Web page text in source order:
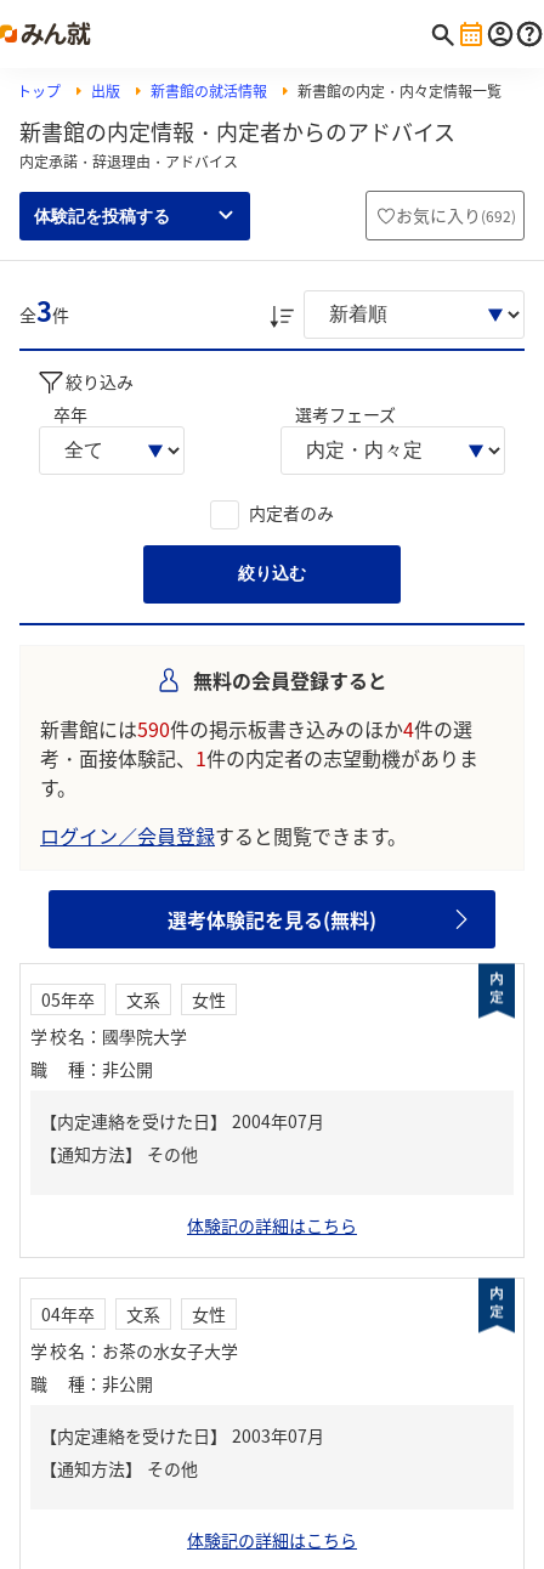
トップ 出版 新書館の就活情報 新書館の内定・内々定情報一覧
新書館の内定情報・内定者からのアドバイス
内定承諾・辞退理由・アドバイス
体験記を投稿する お気に入り (692)
全3件
絞り込み
卒年
選考フェーズ
内定者のみ
絞り込む
無料の会員登録すると
新書館には590件の掲示板書き込みのほか4件の選
考・面接体験記、 1件の内定者の志望動機がありま
す。
ログイン／会員登録すると閲覧できます。
選考体験記を見る(無料)
05年卒 文系
女性
学校名 ： 國學院大学
職種 ： 非公開
【内定連絡を受けた日】
2004年07月
【通知方法】
その他
体験記の詳細はこちら
04年卒 文系
女性
学校名 ： お茶の水女子大学
職種 ： 非公開
【内定連絡を受けた日】
2003年07月
【通知方法】
その他
体験記の詳細はこちら